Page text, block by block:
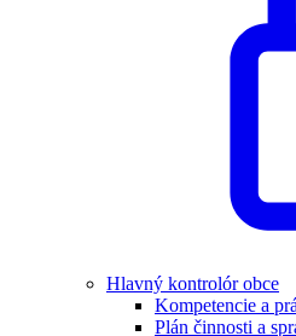
Hlavný kontrolór obce
Kompetencie a
Plán činnosti a